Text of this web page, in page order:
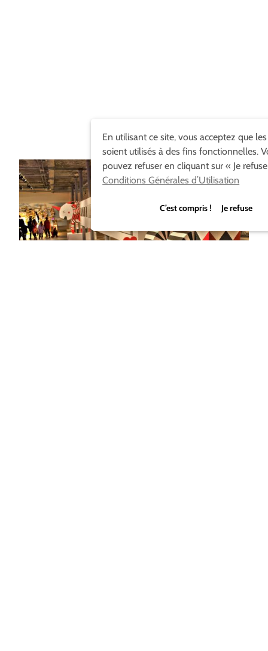
En utilisant ce site, vous acceptez que
soient utilisés à des fins fonctionnelles.
pouvez refuser en cliquant sur « Je
Conditions Générales d’Utilisation
C’est compris ! Je refuse